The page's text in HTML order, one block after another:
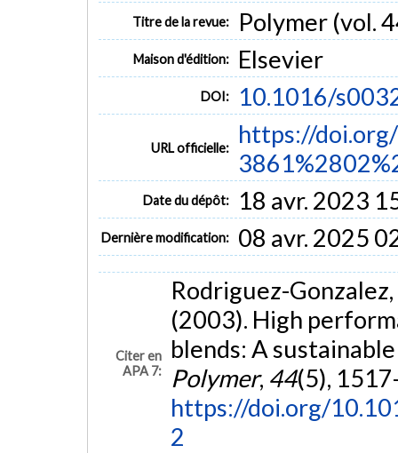
Titre de la revue: Polymer (vol.
Maison d'édition: Elsevier
DOI: 10.1016/
URL officielle:
https://
Date du dépôt: 18 avr. 2023
Dernière modification: 08 avr. 2025
Citer en
APA 7:
Rodriguez-Gonzalez,
(2003). High
blends: A
Polymer, 44(5),
https://doi.org/
2